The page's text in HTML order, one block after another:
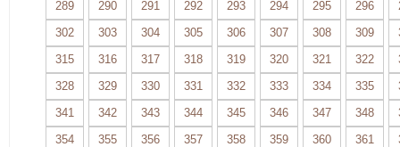
289 290 291 292 293 294 295 296
302
303 304 305 306 307 308 309
315
316 317 318 319 320 321 322
328
329 330 331 332 333 334 335
341
342 343 344 345 346 347 348
354
355 356 357 358 359 360 361